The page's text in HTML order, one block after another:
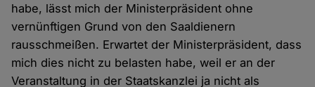
habe, lässt mich der Ministerpräsident ohne
vernünftigen Grund von den Saaldienern
rausschmeißen. Erwartet der Ministerpräsident, dass
mich dies nicht zu belasten habe, weil er an der
Veranstaltung in der Staatskanzlei ja nicht als